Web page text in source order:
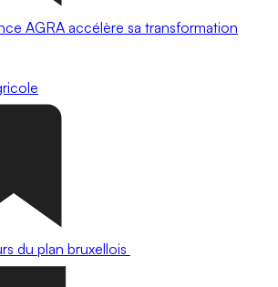
AGRA accélère sa transformation
du plan bruxellois